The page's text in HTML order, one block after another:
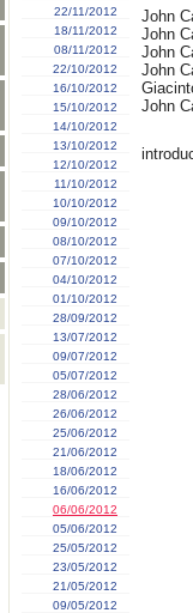
22/11/2012
18/11/2012
08/11/2012
22/10/2012
16/10/2012
15/10/2012
14/10/2012
13/10/2012
12/10/2012
11/10/2012
10/10/2012
09/10/2012
08/10/2012
07/10/2012
04/10/2012
01/10/2012
28/09/2012
13/07/2012
09/07/2012
05/07/2012
28/06/2012
26/06/2012
25/06/2012
21/06/2012
18/06/2012
16/06/2012
06/06/2012
05/06/2012
25/05/2012
23/05/2012
21/05/2012
09/05/2012
John
John
John
John
John